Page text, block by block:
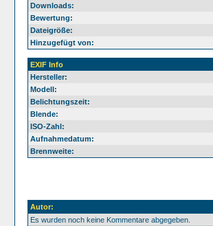
Downloads:
Bewertung:
Dateigröße:
Hinzugefügt von:
EXIF Info
Hersteller:
Modell:
Belichtungszeit:
Blende:
ISO-Zahl:
Aufnahmedatum:
Brennweite:
Autor:
Es wurden noch keine Kommentare abgegeben.